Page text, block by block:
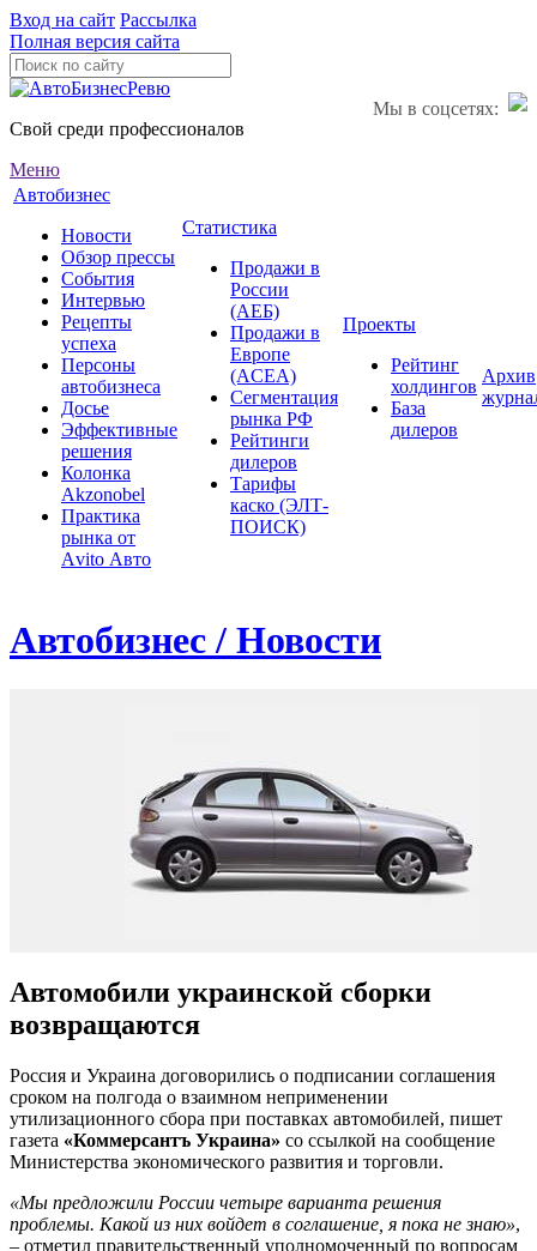
Вход на сайт Рассылка
Полная версия сайта
Мы в соцсетях:
Свой среди профессионалов
Меню
Автобизнес
Новости
Обзор прессы
События
Интервью
Рецепты
успеха
Персоны
автобизнеса
Досье
Эффективные
решения
Колонка
Akzonobel
Практика
рынка от
Аvito Авто
Статистика
Продажи в
России
(АЕБ)
Продажи в
Европе
(ACEA)
Сегментация
рынка РФ
Рейтинги
дилеров
Тарифы
каско (ЭЛТ-
ПОИСК)
Проекты
Рейтинг
холдингов
База
дилеров
Архив
Автобизнес / Новости
Автомобили украинской сборки
возвращаются
Россия и Украина договорились о подписании соглашения
сроком на полгода о взаимном неприменении
утилизационного сбора при поставках автомобилей, пишет
газета «Коммерсантъ Украина» со ссылкой на сообщение
Министерства экономического развития и торговли.
«Мы предложили России четыре варианта решения
проблемы. Какой из них войдет в соглашение, я пока не знаю»,
– отметил правительственный уполномоченный по вопросам